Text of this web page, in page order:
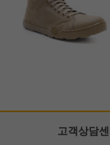
고객상담센